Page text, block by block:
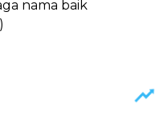
nama baik